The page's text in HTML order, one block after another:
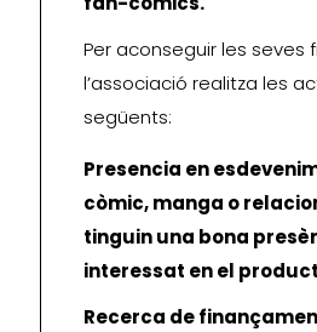
Per aconseguir les seves
l’associació realitza les
següents:
Presencia en
còmic, manga o
tinguin una bona
interessat en el
Recerca de